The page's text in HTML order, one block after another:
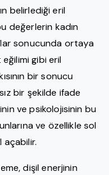
belirlediği eril
değerlerin kadın
sonucunda ortaya
eğilimi gibi eril
bir sonucu
bir şekilde ifade
ve psikolojisinin bu
ve özellikle sol
açabilir.
dişil enerjinin